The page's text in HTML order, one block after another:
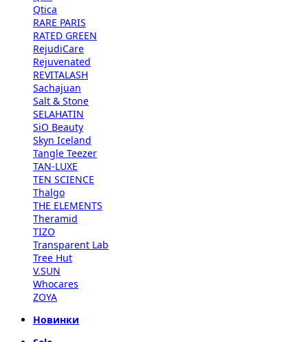
Qtica
RARE PARIS
RATED GREEN
RejudiCare
Rejuvenated
REVITALASH
Sachajuan
Salt & Stone
SELAHATIN
SiO Beauty
Skyn Iceland
Tangle Teezer
TAN-LUXE
TEN SCIENCE
Thalgo
THE ELEMENTS
Theramid
TIZO
Transparent Lab
Tree Hut
V.SUN
Whocares
ZOYA
Новинки